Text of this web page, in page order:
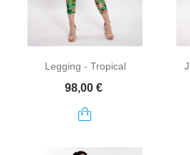
Legging - Tropical
Prix
98,00 €